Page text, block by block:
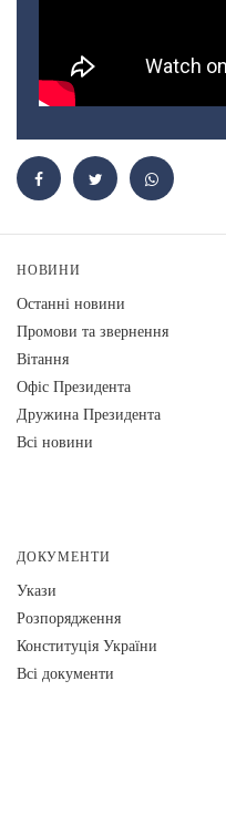
НОВИНИ
Останні новини
Промови та звернення
Вiтання
Офіс Президента
Дружина Президента
Всі новини
ДОКУМЕНТИ
Укази
Розпорядження
Конституція України
Всі документи